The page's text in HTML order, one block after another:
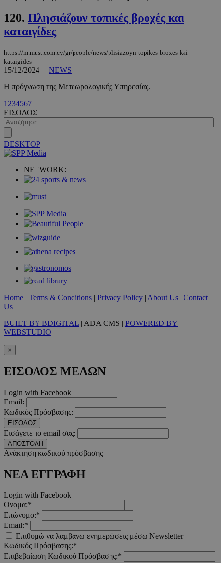
120. Πλησιάζουν τοπικές βροχές και
καταιγίδες
https://m.must.com.cy/gr/people/news/plisiazoyn-topikes-broxes-kai-
kataigides
15/12/2024 | NEWS
Η πρόγνωση της Μετεωρολογικής Υπηρεσίας.
1 234567
ΕΙΣΟΔΟΣ
DESKTOP
NETWORK:
Home | Terms & Conditions | Privacy Policy | About Us | Contact
Us
BUILT BY BDIGITAL | ADA CMS | POWERED BY
WEBSTUDIO
×
ΕΙΣΟΔΟΣ ΜΕΛΩΝ
Login with Facebook
Email:
Κωδικός Πρόσβασης:
ΕΙΣΟΔΟΣ
Εισάγετε το email σας:
ΑΠΟΣΤΟΛΗ
Ανάκτηση κωδικού πρόσβασης
ΝΕΑ ΕΓΓΡΑΦΗ
Login with Facebook
Ονομα:*
Επώνυμο:*
Email:*
Επιθυμώ να λαμβάνω ενημερώσεις μέσω Newsletter
Κωδικός Πρόσβασης:*
Επιβεβαίωση Κωδικού Πρόσβασης:*
PHPSESSID
PHP.net
m.must.com.cy
VISITOR_PRIVACY_METADATA
takeOverCookie